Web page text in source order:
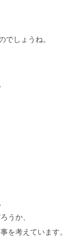
しょうね。
、
ます。